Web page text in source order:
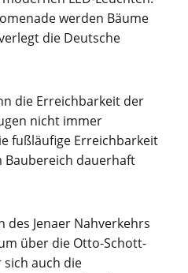
werden Bäume
die Deutsche
die Erreichbarkeit der
nicht immer
fußläufige Erreichbarkeit
dauerhaft
des Jenaer Nahverkehrs
über die Otto-Schott-
auch die